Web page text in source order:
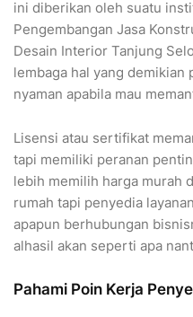
ini diberikan oleh suatu
Pengembangan Jasa
Desain Interior Tanjung
lembaga hal yang demikian
nyaman apabila mau
Lisensi atau sertifikat
tapi memiliki peranan
lebih memilih harga murah
rumah tapi penyedia
apapun berhubungan
alhasil akan seperti apa
Pahami Poin Kerja